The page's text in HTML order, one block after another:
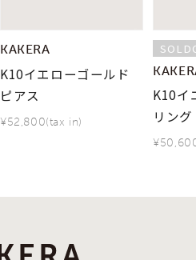
KAKERA
K10イエローゴールド
ピアス
¥52,800(tax in)
K10イ
リング